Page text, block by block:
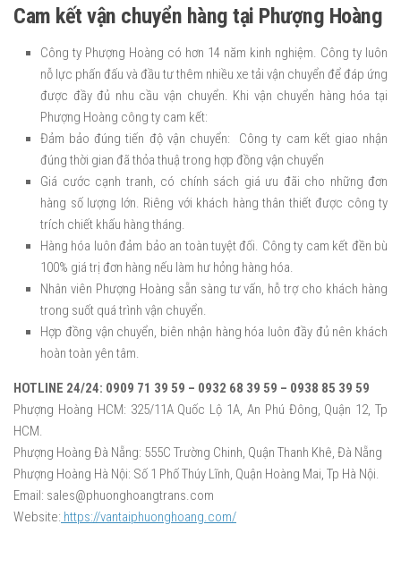
Cam kết vận chuyển hàng tại Phượng Hoàng
Công ty Phượng Hoàng có hơn 14 năm kinh nghiệm. Công ty luôn
nỗ lực phấn đấu và đầu tư thêm nhiều xe tải vận chuyển để đáp ứng
được đầy đủ nhu cầu vận chuyển. Khi vận chuyển hàng hóa tại
Phượng Hoàng công ty cam kết:
Đảm bảo đúng tiến độ vận chuyển: Công ty cam kết giao nhận
đúng thời gian đã thỏa thuậ trong hợp đồng vận chuyển
Giá cước cạnh tranh, có chính sách giá ưu đãi cho những đơn
hàng số lượng lớn. Riêng với khách hàng thân thiết được công ty
trích chiết khấu hàng tháng.
Hàng hóa luôn đảm bảo an toàn tuyệt đối. Công ty cam kết đền bù
100% giá trị đơn hàng nếu làm hư hỏng hàng hóa.
Nhân viên Phượng Hoàng sẵn sàng tư vấn, hỗ trợ cho khách hàng
trong suốt quá trình vận chuyển.
Hợp đồng vận chuyển, biên nhận hàng hóa luôn đầy đủ nên khách
hoàn toàn yên tâm.
HOTLINE 24/24: 0909 71 39 59 – 0932 68 39 59 – 0938 85 39 59
Phượng Hoàng HCM: 325/11A Quốc Lộ 1A, An Phú Đông, Quận 12, Tp
HCM.
Phượng Hoàng Đà Nẵng: 555C Trường Chinh, Quận Thanh Khê, Đà Nẵng
Phượng Hoàng Hà Nội: Số 1 Phố Thúy Lĩnh, Quận Hoàng Mai, Tp Hà Nội.
Email: sales@phuonghoangtrans.com
Website: https://vantaiphuonghoang.com/